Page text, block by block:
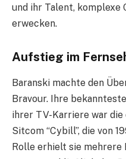
und ihr Talent, komplexe
erwecken.
Aufstieg im
Baranski machte den
Bravour. Ihre
ihrer TV-Karriere war
Sitcom “Cybill”, die von
Rolle erhielt sie mehrere